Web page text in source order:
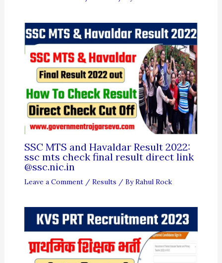
SSC MTS and Havaldar Result 2022:
ssc mts check final result direct link
@ssc.nic.in
Leave a Comment / Results / ByRahul Rock